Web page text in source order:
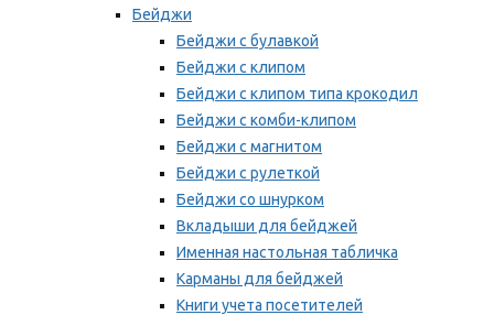
Бейджи
Бейджи с булавкой
Бейджи с клипом
Бейджи с клипом типа крокодил
Бейджи с комби-клипом
Бейджи с магнитом
Бейджи с рулеткой
Бейджи со шнурком
Вкладыши для бейджей
Именная настольная табличка
Карманы для бейджей
Книги учета посетителей